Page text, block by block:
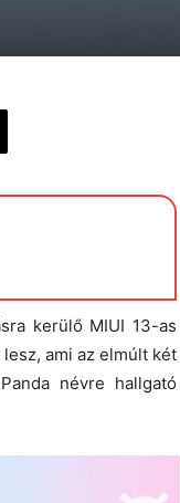
kerülő MIUI 13-as
ami az elmúlt két
névre hallgató